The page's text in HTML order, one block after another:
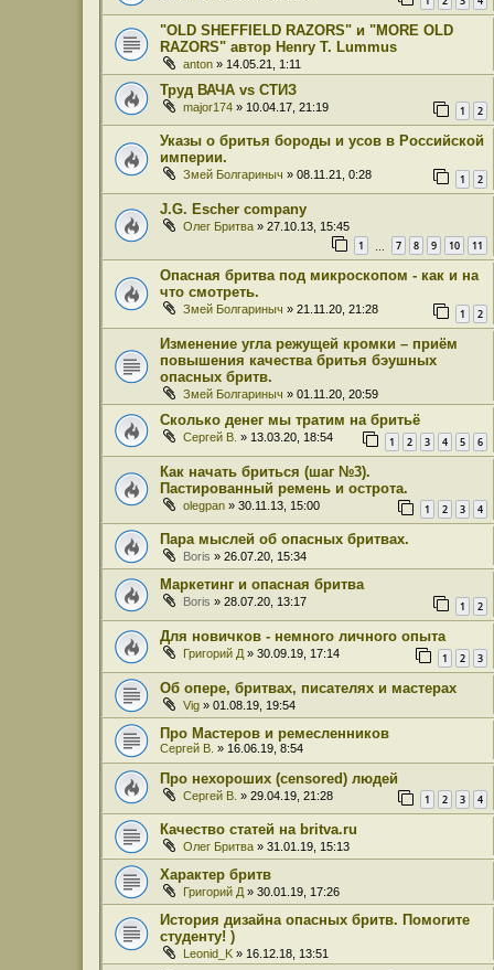
"OLD SHEFFIELD RAZORS" и "MORE OLD
RAZORS" автор Henry T. Lummus
anton » 14.05.21, 1:11
Труд ВАЧА vs СТИЗ
major174 » 10.04.17, 21:19 1 2
Указы о бритья бороды и усов в Российской
империи.
Змей Болгариныч » 08.11.21, 0:28 1 2
J.G. Escher company
Олег Бритва » 27.10.13, 15:45
1 7 8 9 10 11
Опасная бритва под микроскопом - как и на
что смотреть.
Змей Болгариныч » 21.11.20, 21:28 1 2
Изменение угла режущей кромки – приём
повышения качества бритья бэушных
опасных бритв.
Змей Болгариныч » 01.11.20, 20:59
Сколько денег мы тратим на бритьё
Сергей В. » 13.03.20, 18:54 1 2 3 4 5 6
Как начать бриться (шаг №3).
Пастированный ремень и острота.
olegpan » 30.11.13, 15:00 1 2 3 4
Пара мыслей об опасных бритвах.
Boris » 26.07.20, 15:34
Маркетинг и опасная бритва
Boris » 28.07.20, 13:17 1 2
Для новичков - немного личного опыта
Григорий Д » 30.09.19, 17:14 1 2 3
Об опере, бритвах, писателях и мастерах
Vig » 01.08.19, 19:54
Про Мастеров и ремесленников
Сергей В. » 16.06.19, 8:54
Про нехороших (censored) людей
Сергей В. » 29.04.19, 21:28 1 2 3 4
Качество статей на britva.ru
Олег Бритва » 31.01.19, 15:13
Характер бритв
Григорий Д » 30.01.19, 17:26
История дизайна опасных бритв. Помогите
студенту! )
Leonid_K » 16.12.18, 13:51